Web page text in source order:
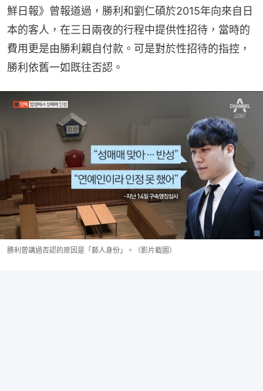
鮮日報》曾報道過，勝利和劉仁碩於2015年向來自日
本的客人，在三日兩夜的行程中提供性招待，當時的
費用更是由勝利親自付款。可是對於性招待的指控，
勝利依舊一如既往否認。
勝利曾講過否認的原因是「藝人身份」。（影片截圖）